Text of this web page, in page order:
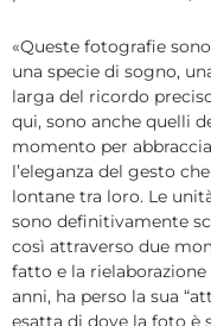
«Queste fotografie
una specie di sogno,
larga del ricordo
qui, sono anche quelli
momento per
l’eleganza del gesto
lontane tra loro. Le
sono definitivamente
così attraverso due
fatto e la
anni, ha perso la sua
esatta di dove la foto è